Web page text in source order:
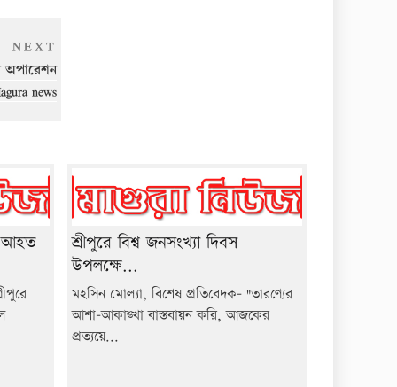
Post
NEXT
অপারেশন
news
আহত
শ্রীপুরে বিশ্ব জনসংখ্যা দিবস
উপলক্ষে...
মহসিন মোল্যা, বিশেষ প্রতিবেদক- "তারণ্যের
আশা-আকাঙ্খা বাস্তবায়ন করি, আজকের
প্রত্যয়ে...